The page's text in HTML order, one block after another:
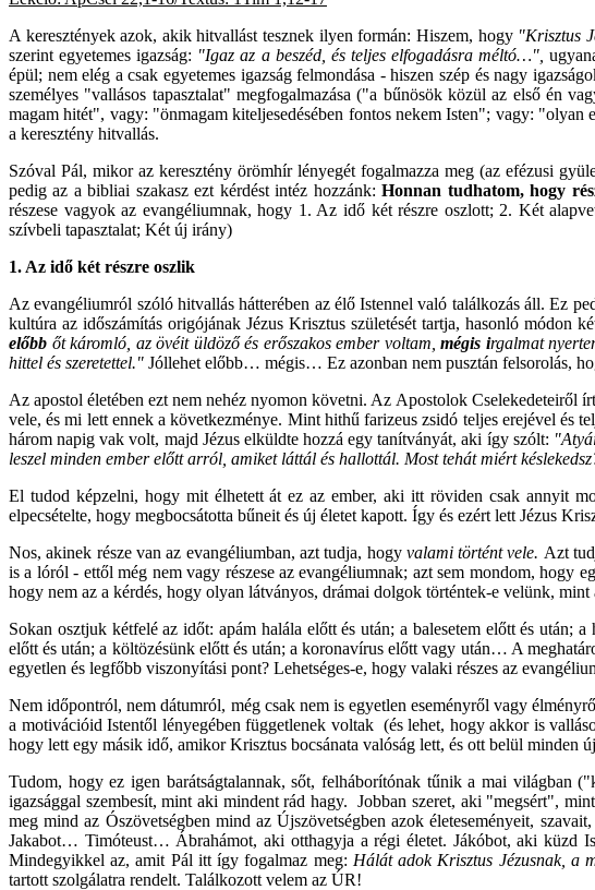
A keresztények azok, akik hitvallást tesznek ilyen formán: Hiszem, hogy "Krisztus J
szerint egyetemes igazság: "Igaz az a beszéd, és teljes elfogadásra méltó…",
épül; nem elég a csak egyetemes igazság felmondása - hiszen szép és nagy
személyes "vallásos tapasztalat" megfogalmazása ("a bűnösök közül az első én
magam hitét", vagy: "önmagam kiteljesedésében fontos nekem Isten"; vagy:
a keresztény hitvallás.
Szóval Pál, mikor az keresztény örömhír lényegét fogalmazza meg (az efézusi
pedig az a bibliai szakasz ezt kérdést intéz hozzánk:Honnan tudhatom, hogy
részese vagyok az evangéliumnak, hogy 1. Az idő két részre oszlott; 2. Két
szívbeli tapasztalat; Két új irány)
1. Az idő két részre oszlik
Az evangéliumról szóló hitvallás hátterében az élő Istennel való találkozás áll. Ez
kultúra az időszámítás origójának Jézus Krisztus születését tartja, hasonló módon
előbb őt káromló, az övéit üldöző és erőszakos ember voltam,mégis irgalmat
hittel és szeretettel." Jóllehet előbb… mégis… Ez azonban nem pusztán felsorolás,
Az apostol életében ezt nem nehéz nyomon követni. Az Apostolok Cselekedeteiről
vele, és mi lett ennek a következménye. Mint hithű farizeus zsidó teljes erejével és
három napig vak volt, majd Jézus elküldte hozzá egy tanítványát, aki így szólt: "Aty
leszel minden ember előtt arról, amiket láttál és hallottál. Most tehát miért
El tudod képzelni, hogy mit élhetett át ez az ember, aki itt röviden csak annyit
elpecsételte, hogy megbocsátotta bűneit és új életet kapott. Így és ezért lett Jézus
Nos, akinek része van az evangéliumban, azt tudja, hogy valami történt vele. Azt
is a lóról - ettől még nem vagy részese az evangéliumnak; azt sem mondom, hogy
hogy nem az a kérdés, hogy olyan látványos, drámai dolgok történtek-e velünk,
Sokan osztjuk kétfelé az időt: apám halála előtt és után; a balesetem előtt és után;
előtt és után; a költözésünk előtt és után; a koronavírus előtt vagy után… A
egyetlen és legfőbb viszonyítási pont? Lehetséges-e, hogy valaki részes az
Nem időpontról, nem dátumról, még csak nem is egyetlen eseményről vagy
a motivációid Istentől lényegében függetlenek voltak (és lehet, hogy akkor is
hogy lett egy másik idő, amikor Krisztus bocsánata valóság lett, és ott belül minden
Tudom, hogy ez igen barátságtalannak, sőt, felháborítónak tűnik a mai világban
igazsággal szembesít, mint aki mindent rád hagy. Jobban szeret, aki "megsért",
meg mind az Ószövetségben mind az Újszövetségben azok életeseményeit,
Jakabot… Timóteust… Ábrahámot, aki otthagyja a régi életet. Jákóbot, aki küzd
Mindegyikkel az, amit Pál itt így fogalmaz meg: Hálát adok Krisztus Jézusnak, a
tartott szolgálatra rendelt. Találkozott velem az ÚR!